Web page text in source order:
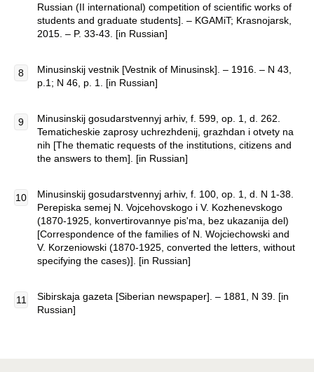
Russian (II international) competition of scientific works of
students and graduate students]. – KGAMiT; Krasnojarsk,
2015. – P. 33-43. [in Russian]
Minusinskij vestnik [Vestnik of Minusinsk]. – 1916. – N 43,
p.1; N 46, p. 1. [in Russian]
Minusinskij gosudarstvennyj arhiv, f. 599, op. 1, d. 262.
Tematicheskie zaprosy uchrezhdenij, grazhdan i otvety na
nih [The thematic requests of the institutions, citizens and
the answers to them]. [in Russian]
Minusinskij gosudarstvennyj arhiv, f. 100, op. 1, d. N 1-38.
Perepiska semej N. Vojcehovskogo i V. Kozhenevskogo
(1870-1925, konvertirovannye pis'ma, bez ukazanija del)
[Correspondence of the families of N. Wojciechowski and
V. Korzeniowski (1870-1925, converted the letters, without
specifying the cases)]. [in Russian]
Sibirskaja gazeta [Siberian newspaper]. – 1881, N 39. [in
Russian]